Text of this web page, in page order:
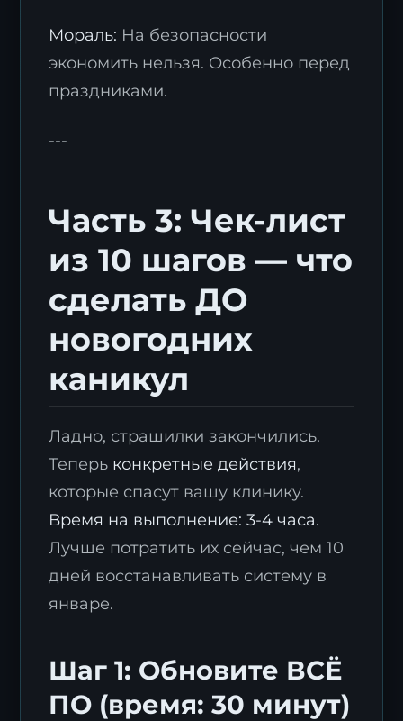
Мораль: На безопасности
экономить нельзя. Особенно перед
праздниками.
---
Часть 3: Чек-лист
из 10 шагов — что
сделать ДО
новогодних
каникул
Ладно, страшилки закончились.
Теперь конкретные действия,
которые спасут вашу клинику.
Время на выполнение: 3-4 часа.
Лучше потратить их сейчас, чем 10
дней восстанавливать систему в
январе.
Шаг 1: Обновите ВСЁ
ПО (время: 30 минут)